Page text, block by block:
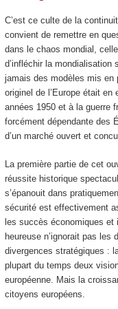
C’est ce culte de la
convient de remettre en
dans le chaos mondial,
d’infléchir la mondialisation
jamais des modèles mis
originel de l’Europe était
années 1950 et à la guerre
forcément dépendante des
d’un marché ouvert et
La première partie de cet
réussite historique
s’épanouit dans
sécurité est effectivement
les succès économiques
heureuse n’ignorait pas les
divergences stratégiques :
plupart du temps deux
européenne. Mais la
citoyens européens.